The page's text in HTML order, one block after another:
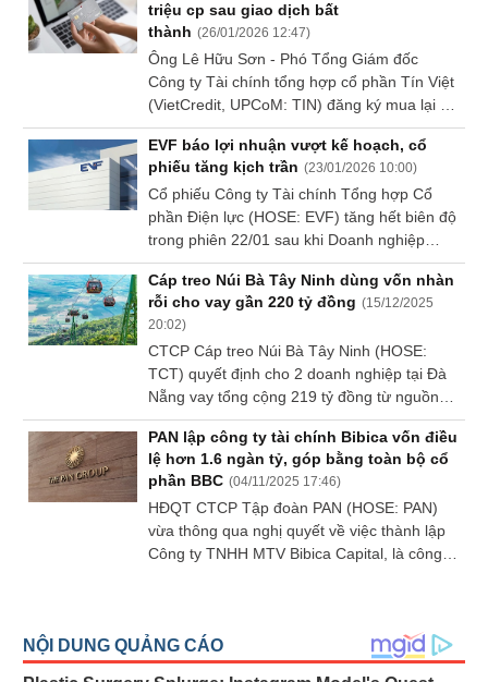
triệu cp sau giao dịch bất
thành (26/01/2026 12:47)
Ông Lê Hữu Sơn - Phó Tổng Giám đốc
Công ty Tài chính tổng hợp cổ phần Tín Việt
(VietCredit, UPCoM: TIN) đăng ký mua lại 1
triệu cp TIN trong giai đoạn 28/01-26/02.
Nếu giao dịch thành công, ông Sơn sẽ nâng
tỷ lệ sở hữu lên 4.93% vốn, tương ứng gần
4.5 triệu cp.
EVF báo lợi nhuận vượt kế hoạch, cổ
phiếu tăng kịch trần (23/01/2026 10:00)
Cổ phiếu Công ty Tài chính Tổng hợp Cổ
phần Điện lực (HOSE: EVF) tăng hết biên độ
trong phiên 22/01 sau khi Doanh nghiệp
công bố kết quả kinh doanh quý 4 và cả năm
2025.
Cáp treo Núi Bà Tây Ninh dùng vốn nhàn
rỗi cho vay gần 220 tỷ đồng (15/12/2025
20:02)
CTCP Cáp treo Núi Bà Tây Ninh (HOSE:
TCT) quyết định cho 2 doanh nghiệp tại Đà
Nẵng vay tổng cộng 219 tỷ đồng từ nguồn
vốn nhàn rỗi, trong bối cảnh quy mô cho vay
tài chính đang chiếm tỷ trọng lớn trong cơ
cấu tài sản của Doanh nghiệp.
PAN lập công ty tài chính Bibica vốn điều
lệ hơn 1.6 ngàn tỷ, góp bằng toàn bộ cổ
phần BBC (04/11/2025 17:46)
HĐQT CTCP Tập đoàn PAN (HOSE: PAN)
vừa thông qua nghị quyết về việc thành lập
Công ty TNHH MTV Bibica Capital, là công ty
Bài
giả
(-)
Báo
tích
(-)
Dịch